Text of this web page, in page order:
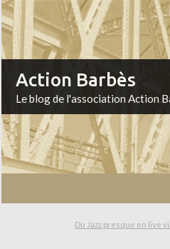
Action Barbès
Le blog de l'association Action
Du Jazz presque en live